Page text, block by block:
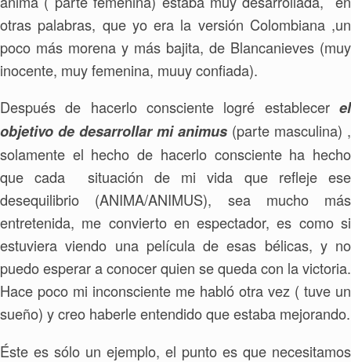
otras palabras, que yo era la versión Colombiana ,un
poco más morena y más bajita, de Blancanieves (muy
inocente, muy femenina, muuy confiada).
Después de hacerlo consciente logré establecer el
objetivo de desarrollar mi animus (parte masculina) ,
solamente el hecho de hacerlo consciente ha hecho
que cada situación de mi vida que refleje ese
desequilibrio (ANIMA/ANIMUS), sea mucho más
entretenida, me convierto en espectador, es como si
estuviera viendo una película de esas bélicas, y no
puedo esperar a conocer quien se queda con la victoria.
Hace poco mi inconsciente me habló otra vez ( tuve un
sueño) y creo haberle entendido que estaba mejorando.
Éste es sólo un ejemplo, el punto es que necesitamos